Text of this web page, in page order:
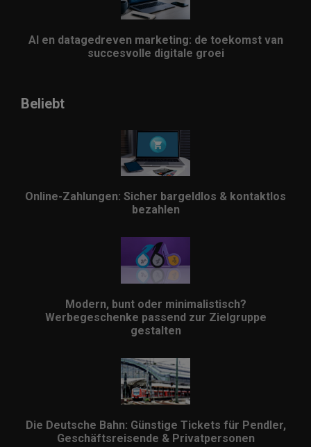
AI en datagedreven marketing: de toekomst van
succesvolle digitale groei
Beliebt
Online-Zahlungen: Sicher bargeldlos & kontaktlos
bezahlen
Modern, bunt oder minimalistisch?
Werbegeschenke passend zur Zielgruppe
gestalten
Die Deutsche Bahn: Günstige Tickets für Pendler,
Geschäftsreisende & Privatpersonen